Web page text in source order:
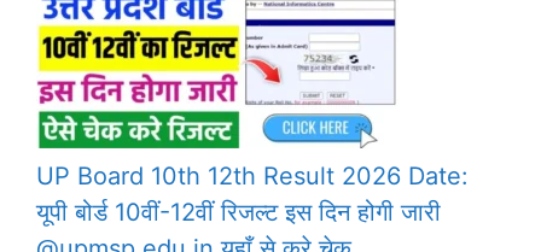
UP Board 10th 12th Result 2026 Date:
यूपी बोर्ड 10वीं-12वीं रिजल्ट इस दिन होगी जारी